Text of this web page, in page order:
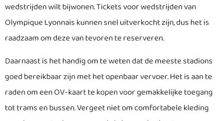
wedstrijden wilt bijwonen. Tickets voor wedstrijden van
Olympique Lyonnais kunnen snel uitverkocht zijn, dus het is
raadzaam om deze van tevoren te reserveren.
Daarnaast is het handig om te weten dat de meeste stadions
goed bereikbaar zijn met het openbaar vervoer. Het is aan te
raden om een OV-kaart te kopen voor gemakkelijke toegang
tot trams en bussen. Vergeet niet om comfortabele kleding